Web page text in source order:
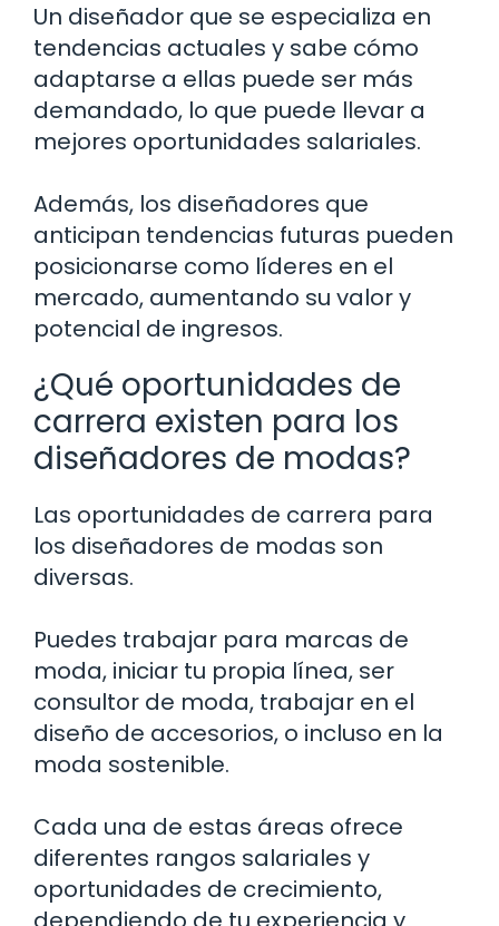
Un diseñador que se especializa en
tendencias actuales y sabe cómo
adaptarse a ellas puede ser más
demandado, lo que puede llevar a
mejores oportunidades salariales.
Además, los diseñadores que
anticipan tendencias futuras pueden
posicionarse como líderes en el
mercado, aumentando su valor y
potencial de ingresos.
¿Qué oportunidades de
carrera existen para los
diseñadores de modas?
Las oportunidades de carrera para
los diseñadores de modas son
diversas.
Puedes trabajar para marcas de
moda, iniciar tu propia línea, ser
consultor de moda, trabajar en el
diseño de accesorios, o incluso en la
moda sostenible.
Cada una de estas áreas ofrece
diferentes rangos salariales y
oportunidades de crecimiento,